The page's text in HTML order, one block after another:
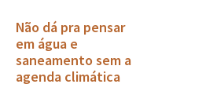
Não dá pra pensar
em água e
saneamento sem a
agenda climática